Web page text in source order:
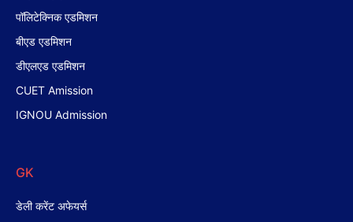
पॉलिटेक्निक एडमिशन
बीएड एडमिशन
डीएलएड एडमिशन
CUET Amission
IGNOU Admission
GK
डेली करेंट अफेयर्स